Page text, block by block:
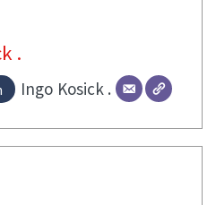
.
Ingo Kosick .